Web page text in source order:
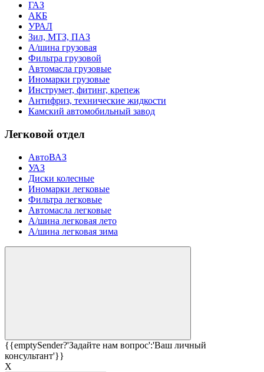
ГАЗ
АКБ
УРАЛ
Зил, МТЗ, ПАЗ
А/шина грузовая
Фильтра грузовой
Автомасла грузовые
Иномарки грузовые
Инструмет, фитинг, крепеж
Антифриз, технические жидкости
Камский автомобильный завод
Легковой отдел
АвтоВАЗ
УАЗ
Диски колесные
Иномарки легковые
Фильтра легковые
Автомасла легковые
А/шина легковая лето
А/шина легковая зима
{{emptySender?'Задайте нам вопрос':'Ваш личный
консультант'}}
Х